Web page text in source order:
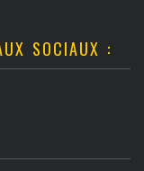
SOCIAUX :